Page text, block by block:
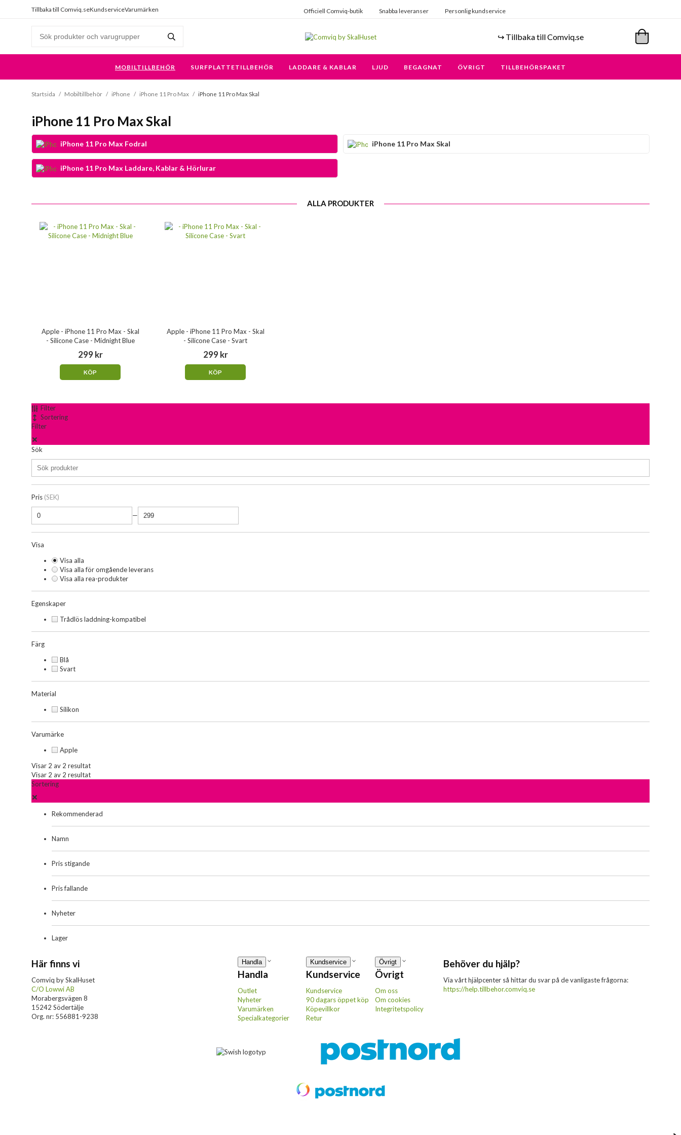
Tillbaka till Comviq.seKundserviceVarumärken Officiell Comviq-butik Snabba leveranser Personlig kundservice
↪️ Tillbaka till Comviq.se
MOBILTILLBEHÖR SURFPLATTETILLBEHÖR LADDARE & KABLAR LJUD BEGAGNAT ÖVRIGT TILLBEHÖRSPAKET
Startsida / Mobiltillbehör / iPhone / iPhone 11 Pro Max / iPhone 11 Pro Max Skal
iPhone 11 Pro Max Skal
iPhone 11 Pro Max Fodral iPhone 11 Pro Max Skal
iPhone 11 Pro Max Laddare, Kablar & Hörlurar
ALLA PRODUKTER
Apple - iPhone 11 Pro Max - Skal
- Silicone Case - Midnight Blue
299 kr
KÖP
Apple - iPhone 11 Pro Max - Skal
- Silicone Case - Svart
299 kr
KÖP
Filter
Sortering
Filter
Sök
Pris (SEK)
—
Visa
Visa alla
Visa alla för omgående leverans
Visa alla rea-produkter
Egenskaper
Trådlös laddning-kompatibel
Färg
Blå
Svart
Material
Silikon
Varumärke
Apple
Visar 2 av 2 resultat
Visar 2 av 2 resultat
Sortering
Rekommenderad
Namn
Pris stigande
Pris fallande
Nyheter
Lager
Här finns vi
Comviq by SkalHuset
C/O Lowwi AB
Morabergsvägen 8
15242 Södertälje
Org. nr: 556881-9238
Handla
Handla
Outlet
Nyheter
Varumärken
Specialkategorier
Kundservice
Kundservice
Kundservice
90 dagars öppet köp
Köpevillkor
Retur
Övrigt
Övrigt
Om oss
Om cookies
Integritetspolicy
Behöver du hjälp?
Via vårt hjälpcenter så hittar du svar på de vanligaste frågorna:
https://help.tillbehor.comviq.se